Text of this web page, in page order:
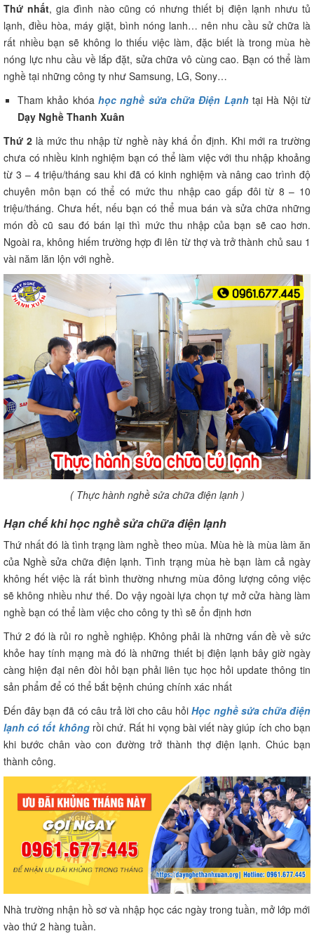
Thứ nhất, gia đình nào cũng có nhưng thiết bị điện lạnh nhưu tủ
lạnh, điều hòa, máy giặt, bình nóng lanh… nên nhu cầu sử chữa là
rất nhiều bạn sẽ không lo thiếu việc làm, đặc biết là trong mùa hè
nóng lực nhu cầu về lắp đặt, sửa chữa vô cùng cao. Bạn có thể làm
nghề tại những công ty như Samsung, LG, Sony…
Tham khảo khóa học nghề sửa chữa Điện Lạnhtại Hà Nội từ
Dạy Nghề Thanh Xuân
Thứ 2 là mức thu nhập từ nghề này khá ổn định. Khi mới ra trường
chưa có nhiều kinh nghiệm bạn có thể làm việc với thu nhập khoảng
từ 3 – 4 triệu/tháng sau khi đã có kinh nghiệm và nâng cao trình độ
chuyên môn bạn có thể có mức thu nhập cao gấp đôi từ 8 – 10
triệu/tháng. Chưa hết, nếu bạn có thể mua bán và sửa chữa những
món đồ cũ sau đó bán lại thì mức thu nhập của bạn sẽ cao hơn.
Ngoài ra, không hiếm trường hợp đi lên từ thợ và trở thành chủ sau 1
vài năm lăn lộn với nghề.
( Thực hành nghề sửa chữa điện lạnh )
Hạn chế khi học nghề sửa chữa điện lạnh
Thứ nhất đó là tình trạng làm nghề theo mùa. Mùa hè là mùa làm ăn
của Nghề sửa chữa điện lạnh. Tình trạng mùa hè bạn làm cả ngày
không hết việc là rất bình thường nhưng mùa đông lượng công việc
sẽ không nhiều như thế. Do vậy ngoài lựa chọn tự mở cửa hàng làm
nghề bạn có thể làm việc cho công ty thì sẽ ổn định hơn
Thứ 2 đó là rủi ro nghề nghiệp. Không phải là những vấn đề về sức
khỏe hay tính mạng mà đó là những thiết bị điện lạnh bây giờ ngày
càng hiện đại nên đòi hỏi bạn phải liên tục học hỏi update thông tin
sản phẩm để có thể bắt bệnh chúng chính xác nhất
Đến đây bạn đã có câu trả lời cho câu hỏiHọc nghề sửa chữa điện
lạnh có tốt không rồi chứ. Rất hi vọng bài viết này giúp ích cho bạn
khi bước chân vào con đường trở thành thợ điện lạnh. Chúc bạn
thành công.
Nhà trường nhận hồ sơ và nhập học các ngày trong tuần, mở lớp mới
vào thứ 2 hàng tuần.